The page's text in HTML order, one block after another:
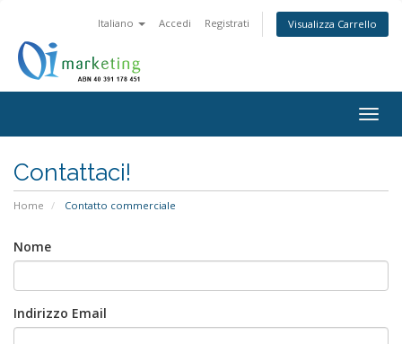
Italiano Accedi Registrati Visualizza Carrello
Contattaci!
Home Contatto commerciale
Nome
Indirizzo Email